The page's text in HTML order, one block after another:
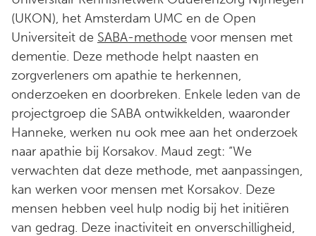
(UKON), het Amsterdam UMC en de Open
Universiteit de SABA-methode voor mensen met
dementie. Deze methode helpt naasten en
zorgverleners om apathie te herkennen,
onderzoeken en doorbreken. Enkele leden van de
projectgroep die SABA ontwikkelden, waaronder
Hanneke, werken nu ook mee aan het onderzoek
naar apathie bij Korsakov. Maud zegt: “We
verwachten dat deze methode, met aanpassingen,
kan werken voor mensen met Korsakov. Deze
mensen hebben veel hulp nodig bij het initiëren
van gedrag. Deze inactiviteit en onverschilligheid,